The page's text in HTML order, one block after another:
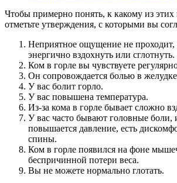
Чтобы примерно понять, к какому из
отметьте утверждения, с которыми вы
Неприятное ощущение не проходит,
энергично вздохнуть или сглотнуть.
Ком в горле вы чувствуете
Он сопровождается болью в
У вас болит горло.
У вас повышена температура.
Из-за кома в горле бывает сложно
У вас часто бывают головные боли,
повышается давление, есть
спины.
Ком в горле появился на фоне
беспричинной потери веса.
Вы не можете нормально глотать.